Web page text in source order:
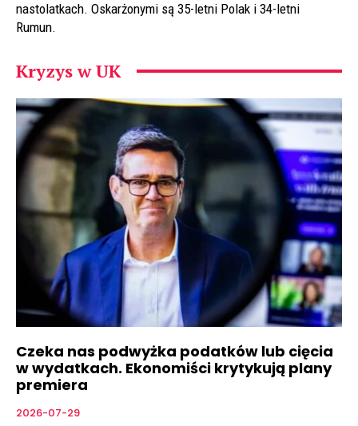
nastolatkach. Oskarżonymi są 35-letni Polak i 34-letni
Rumun.
Kryzys w UK
Czeka nas podwyżka podatków lub cięcia
w wydatkach. Ekonomiści krytykują plany
premiera
2026-07-29